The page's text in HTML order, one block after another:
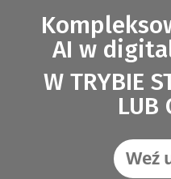
AI w
W TRYBIE
LUB
Weź